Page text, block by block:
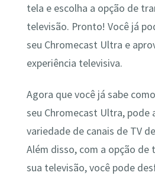
tela e escolha a opção de
televisão. Pronto! Você já
seu Chromecast Ultra e
experiência televisiva.
Agora que você já sabe
seu Chromecast Ultra, pode
variedade de canais de TV
Além disso, com a opção de
sua televisão, você pode